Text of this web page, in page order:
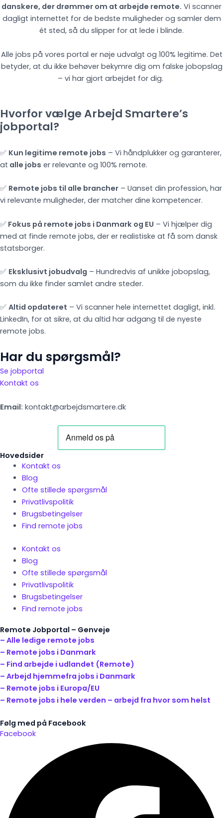
danskere, der drømmer om at arbejde remote. Vi scanner
dagligt internettet for de bedste muligheder og samler dem
ét sted, så du slipper for at lede i blinde.
Alle jobs på vores portal er nøje udvalgt og 100% legitime. Det
betyder, at du ikke behøver bekymre dig om falske jobopslag
– vi har gjort arbejdet for dig.
Hvorfor vælge Arbejd Smartere’s
jobportal?
✅ Kun legitime remote jobs – Vi håndplukker og garanterer,
at alle jobs er relevante og 100% remote.
✅ Remote jobs til alle brancher – Uanset din profession, har
vi relevante muligheder, der matcher dine kompetencer.
✅ Fokus på remote jobs i Danmark og EU – Vi hjælper dig
med at finde remote jobs, der er realistiske at få som dansk
statsborger.
✅ Eksklusivt jobudvalg – Hundredvis af unikke jobopslag,
som du ikke finder samlet andre steder.
✅ Altid opdateret – Vi scanner hele internettet dagligt, inkl.
LinkedIn, for at sikre, at du altid har adgang til de nyeste
remote jobs.
Har du spørgsmål?
Se jobportal
Kontakt os
Email: kontakt@arbejdsmartere.dk
Hovedsider
Kontakt os
Blog
Ofte stillede spørgsmål
Privatlivspolitik
Brugsbetingelser
Find remote jobs
Kontakt os
Blog
Ofte stillede spørgsmål
Privatlivspolitik
Brugsbetingelser
Find remote jobs
Remote Jobportal – Genveje
– Alle ledige remote jobs
– Remote jobs i Danmark
– Find arbejde i udlandet (Remote)
– Arbejd hjemmefra jobs i Danmark
– Remote jobs i Europa/EU
– Remote jobs i hele verden – arbejd fra hvor som helst
Følg med på Facebook
Facebook